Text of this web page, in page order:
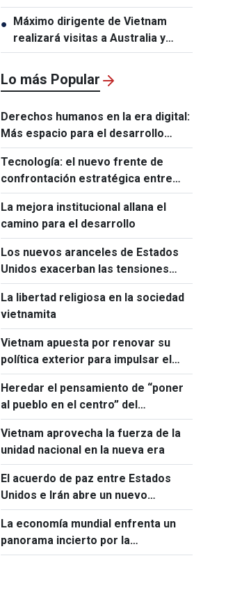
● Máximo dirigente de Vietnam
realizará visitas a Australia y
Nueva Zelanda
Lo más Popular
Derechos humanos en la era digital:
Más espacio para el desarrollo
humano
Tecnología: el nuevo frente de
confrontación estratégica entre
Estados Unidos y Europa
La mejora institucional allana el
camino para el desarrollo
Los nuevos aranceles de Estados
Unidos exacerban las tensiones
comerciales mundiales
La libertad religiosa en la sociedad
vietnamita
Vietnam apuesta por renovar su
política exterior para impulsar el
desarrollo
Heredar el pensamiento de “poner
al pueblo en el centro” del
presidente Ho Chi Minh para el
desarrollo del país
Vietnam aprovecha la fuerza de la
unidad nacional en la nueva era
El acuerdo de paz entre Estados
Unidos e Irán abre un nuevo
escenario para Oriente Medio
La economía mundial enfrenta un
panorama incierto por la
persistencia del conflicto en